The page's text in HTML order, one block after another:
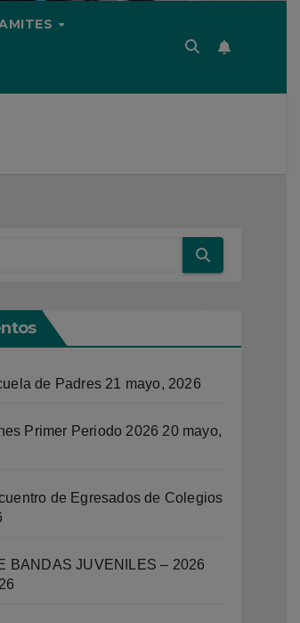
de Padres 21 mayo, 2026
Primer Periodo 2026 20 mayo,
de Egresados de Colegios
BANDAS JUVENILES – 2026